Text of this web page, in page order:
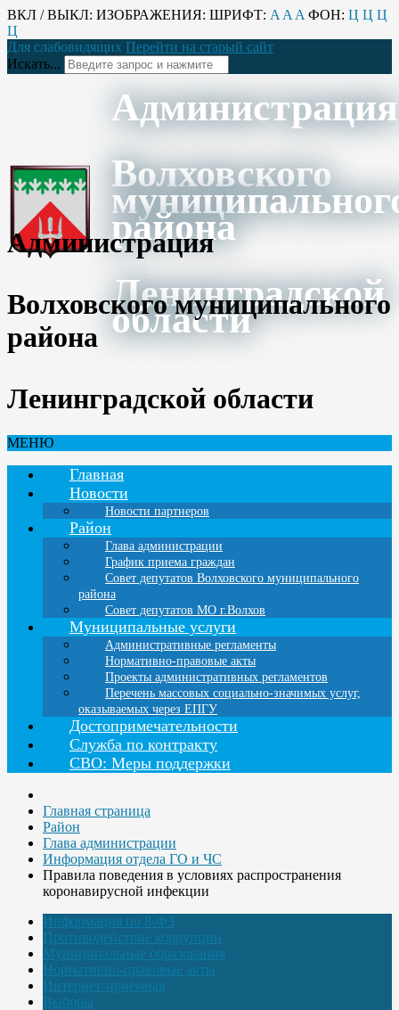
ВКЛ / ВЫКЛ: ИЗОБРАЖЕНИЯ: ШРИФТ: A A A ФОН: Ц Ц Ц
Ц
Для слабовидящих Перейти на старый сайт
Искать...
Администрация
Волховского
района
Ленинградской
области
Администрация
Волховского муниципального
района
Ленинградской области
МЕНЮ
Главная
Новости
Новости партнеров
Район
Глава администрации
График приема граждан
Совет депутатов Волховского муниципального
района
Совет депутатов МО г.Волхов
Муниципальные услуги
Административные регламенты
Нормативно-правовые акты
Проекты административных регламентов
Перечень массовых социально-значимых услуг,
оказываемых через ЕПГУ
Достопримечательности
Служба по контракту
СВО: Меры поддержки
Главная страница
Район
Глава администрации
Информация отдела ГО и ЧС
Правила поведения в условиях распространения
коронавирусной инфекции
Информация по 8-ФЗ
Противодействие коррупции
Муниципальные образования
Нормативно-правовые акты
Интернет-приёмная
Выборы